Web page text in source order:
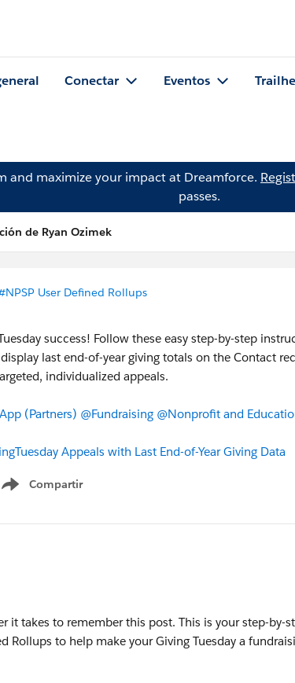
Conectar Eventos
and maximize your impact at Dreamforce.
passes.
de Ryan Ozimek
User Defined Rollups
success! Follow these easy step-by-step
last end-of-year giving totals on the Contact
individualized appeals.
(Partners) @Fundraising @Nonprofit and
Appeals with Last End-of-Year Giving Data
Compartir
Show menu
it takes to remember this post. This is your step-by-
Rollups to help make your Giving Tuesday a